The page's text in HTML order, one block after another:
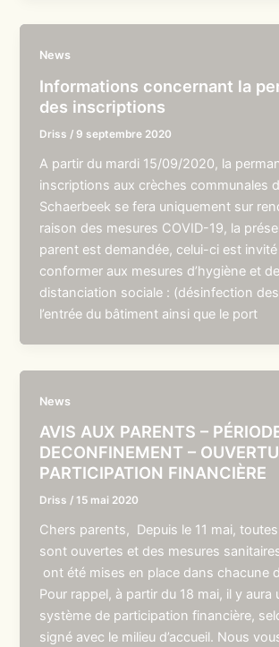
News
Informations concernant la
des inscriptions
Driss / 9 septembre 2020
A partir du mardi 15/09/2020, la
inscriptions aux crèches communales
Schaerbeek se fera uniquement sur
raison des mesures COVID-19, la
parent est demandée, celui-ci est
conformer aux mesures d’hygiène et de
distanciation sociale : (désinfection
l’entrée du bâtiment ainsi que le port
News
AVIS AUX PARENTS –
DECONFINEMENT –
PARTICIPATION FINANCIÈRE
Driss /15 mai 2020
Chers parents, Depuis le 11 mai,
sont ouvertes et des mesures
ont été mises en place dans chacune
Pour rappel, à partir du 18 mai, il y aura
système de participation financière,
signé avec le milieu d’accueil. Nous